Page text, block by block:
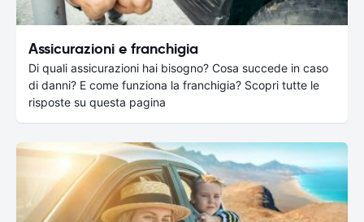
Assicurazioni e franchigia
Di quali assicurazioni hai bisogno? Cosa succede in caso
di danni? E come funziona la franchigia? Scopri tutte le
risposte su questa pagina